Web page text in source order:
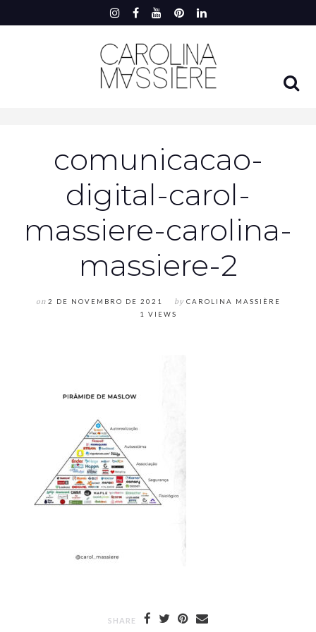
comunicacao-
digital-carol-
massiere-carolina-
massiere-2
on 2 DE NOVEMBRO DE 2021 by CAROLINA MASSIÈRE
1 VIEWS
SHARE